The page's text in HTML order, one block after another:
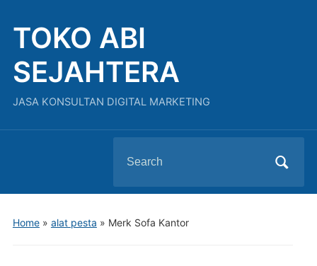
TOKO ABI
SEJAHTERA
JASA KONSULTAN DIGITAL MARKETING
for:
Home» alat pesta » Merk Sofa Kantor